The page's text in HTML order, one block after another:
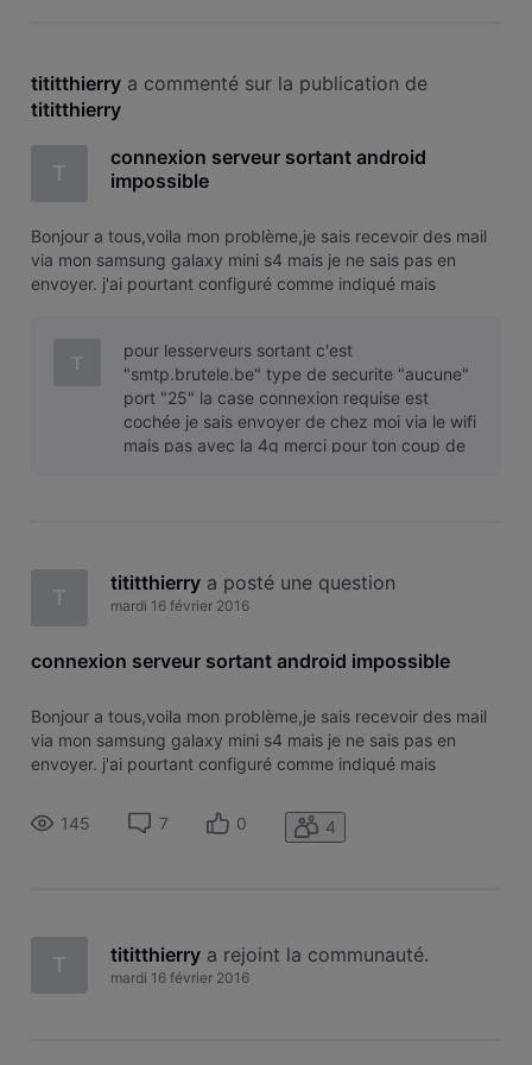
tititthierry a commenté sur la publication de
tititthierry
T
connexion serveur sortant android
impossible
Bonjour a tous,voila mon problème,je sais recevoir des mail
via mon samsung galaxy mini s4 mais je ne sais pas en
envoyer. j'ai pourtant configuré comme indiqué mais
svp,merci d'avance
T
pour lesserveurs sortant c'est
"smtp.brutele.be" type de securite "aucune"
port "25" la case connexion requise est
cochée je sais envoyer de chez moi via le wifi
mais pas avec la 4g merci pour ton coup de
T
tititthierry a posté une question
mardi 16 février 2016
connexion serveur sortant android impossible
Bonjour a tous,voila mon problème,je sais recevoir des mail
via mon samsung galaxy mini s4 mais je ne sais pas en
envoyer. j'ai pourtant configuré comme indiqué mais
mon adresse mail est chez Brutele. qui peut m'aider
svp,merci d'avance
145 7 0 4
T tititthierry a rejoint la communauté.
mardi 16 février 2016